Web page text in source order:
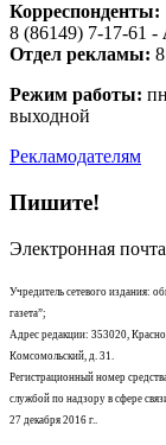
Корреспонденты:
8 (86149) 7-17-61 -
Отдел рекламы:
Режим работы:
выходной
Рекламодателям
Пишите!
Электронная
Учредитель сетевого издания:
газета”;
Адрес редакции: 353020,
Комсомольский, д. 31.
Регистрационный номер
службой по надзору в сфере
27 декабря 2016 г..